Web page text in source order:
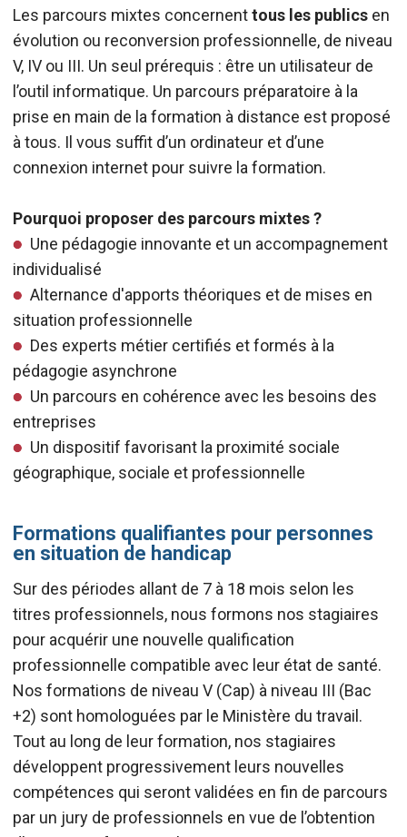
Les parcours mixtes concernenttous les publics en
évolution ou reconversion professionnelle, de niveau
V, IV ou III. Un seul prérequis : être un utilisateur de
l’outil informatique. Un parcours préparatoire à la
prise en main de la formation à distance est proposé
à tous. Il vous suffit d’un ordinateur et d’une
connexion internet pour suivre la formation.
Pourquoi proposer des parcours mixtes ?
Une pédagogie innovante et un accompagnement
individualisé
Alternance d'apports théoriques et de mises en
situation professionnelle
Des experts métier certifiés et formés à la
pédagogie asynchrone
Un parcours en cohérence avec les besoins des
entreprises
Un dispositif favorisant la proximité sociale
géographique, sociale et professionnelle
Formations qualifiantes pour personnes
en situation de handicap
Sur des périodes allant de 7 à 18 mois selon les
titres professionnels, nous formons nos stagiaires
pour acquérir une nouvelle qualification
professionnelle compatible avec leur état de santé.
Nos formations de niveau V (Cap) à niveau III (Bac
+2) sont homologuées par le Ministère du travail.
Tout au long de leur formation, nos stagiaires
développent progressivement leurs nouvelles
compétences qui seront validées en fin de parcours
par un jury de professionnels en vue de l’obtention